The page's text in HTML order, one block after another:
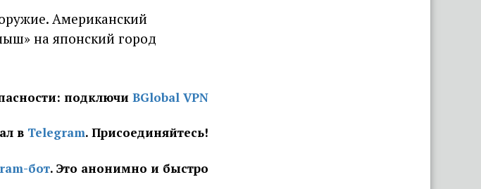
Американский
на японский город
подключи BGlobal VPN
в Telegram. Присоединяйтесь!
бот. Это анонимно и быстро